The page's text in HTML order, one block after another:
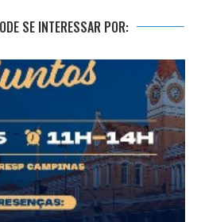
SE INTERESSAR POR: